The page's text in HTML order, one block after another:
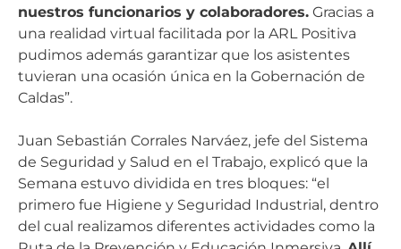
nuestros funcionarios y colaboradores. Gracias a
una realidad virtual facilitada por la ARL Positiva
pudimos además garantizar que los asistentes
tuvieran una ocasión única en la Gobernación de
Caldas”.
Juan Sebastián Corrales Narváez, jefe del Sistema
de Seguridad y Salud en el Trabajo, explicó que la
Semana estuvo dividida en tres bloques: “el
primero fue Higiene y Seguridad Industrial, dentro
del cual realizamos diferentes actividades como la